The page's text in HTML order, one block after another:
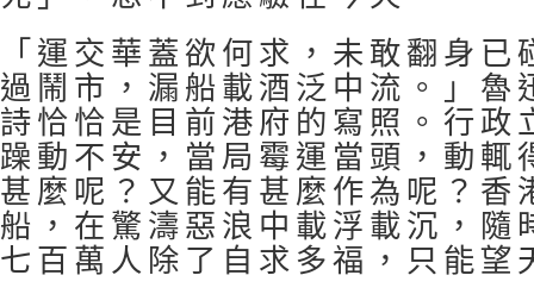
「運交華蓋欲何求，未敢翻身
過鬧市，漏船載酒泛中流。」魯
詩恰恰是目前港府的寫照。行政
躁動不安，當局霉運當頭，動輒
甚麼呢？又能有甚麼作為呢？香
船，在驚濤惡浪中載浮載沉，隨
七百萬人除了自求多福，只能望